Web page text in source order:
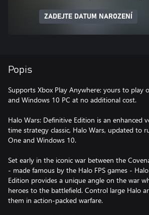
ZADEJTE DATUM NAROZENÍ
Popis
Supports Xbox Play Anywhere: yours to play
and Windows 10 PC at no additional cost.
Halo Wars: Definitive Edition is an enhanced
time strategy classic, Halo Wars, updated to
One and Windows 10.
Set early in the iconic war between the
- made famous by the Halo FPS games -
Edition provides a unique angle on the war
heroes to the battlefield. Control large Halo
them in action-packed warfare.